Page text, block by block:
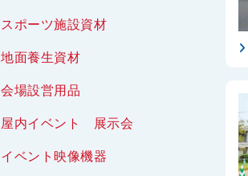
スポーツ施設資材
地面養生資材
会場設営用品
屋内イベント 展示会
イベント映像機器